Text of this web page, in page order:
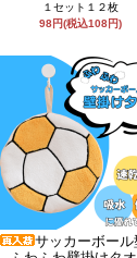
１セット１２枚
98円(税込108円)
サッカーボール